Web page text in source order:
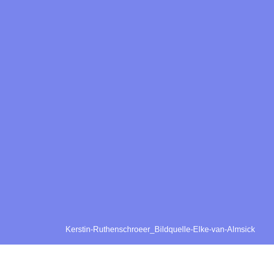
Kerstin-Ruthenschroeer_Bildquelle-Elke-van-Almsick